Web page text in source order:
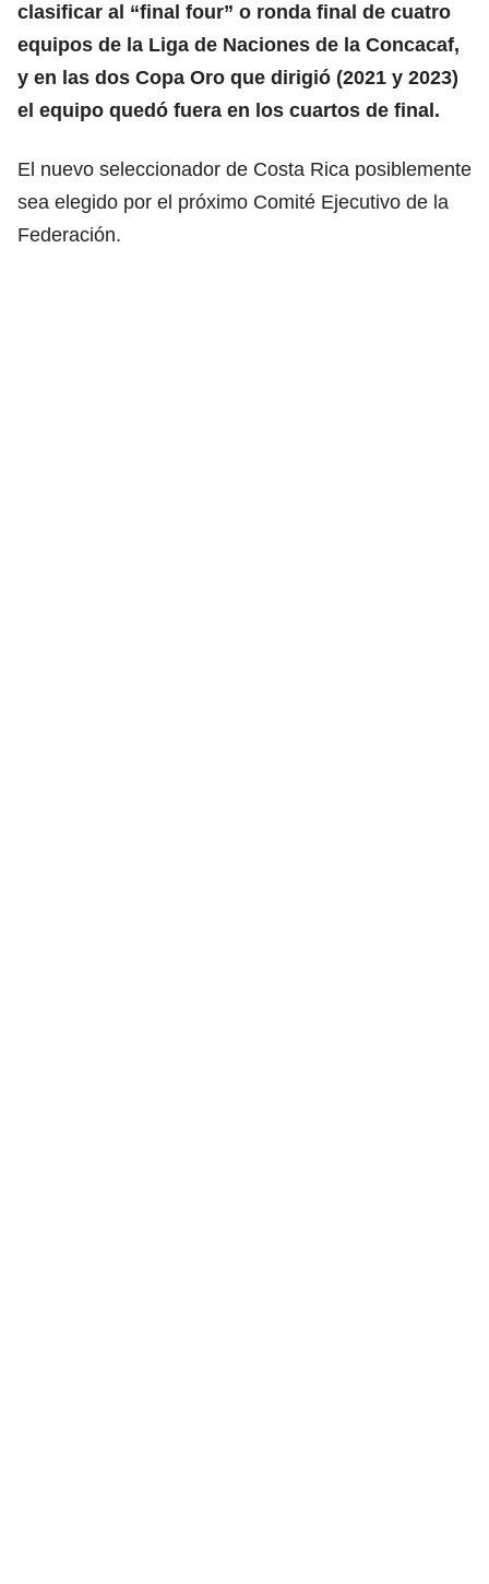
clasificar al “final four” o ronda final de cuatro
equipos de la Liga de Naciones de la Concacaf,
y en las dos Copa Oro que dirigió (2021 y 2023)
el equipo quedó fuera en los cuartos de final.
El nuevo seleccionador de Costa Rica posiblemente
sea elegido por el próximo Comité Ejecutivo de la
Federación.